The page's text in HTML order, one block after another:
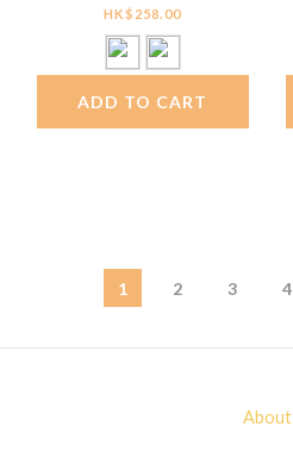
Patchwork Cami Top
HK$258.00
ADD TO CART
1 2 3 4
About